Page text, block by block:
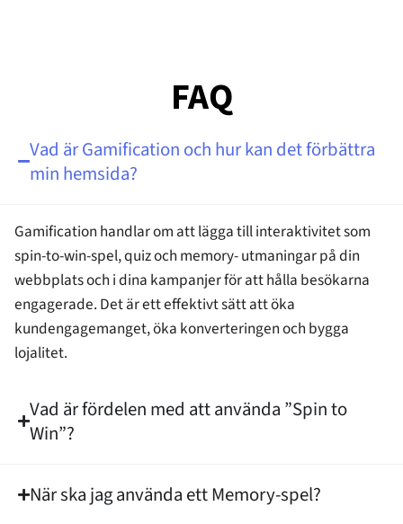
FAQ
Vad är Gamification och hur kan det förbättra
min hemsida?
Gamification handlar om att lägga till interaktivitet som
spin-to-win-spel, quiz och memory- utmaningar på din
webbplats och i dina kampanjer för att hålla besökarna
engagerade. Det är ett effektivt sätt att öka
kundengagemanget, öka konverteringen och bygga
lojalitet.
Vad är fördelen med att använda ”Spin to
Win”?
När ska jag använda ett Memory-spel?